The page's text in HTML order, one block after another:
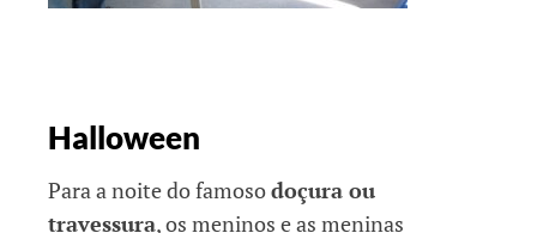
Halloween
Para a noite do famosodoçura ou
travessura, os meninos e as meninas